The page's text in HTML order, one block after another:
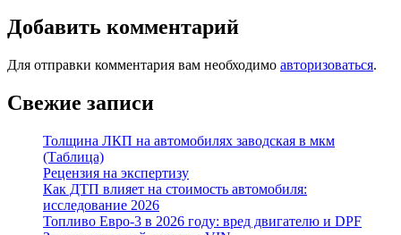
Добавить комментарий
Для отправки комментария вам необходимо авторизоваться.
Свежие записи
Толщина ЛКП на автомобилях заводская в мкм
(Таблица)
Рецензия на экспертизу
Как ДТП влияет на стоимость автомобиля:
исследование 2026
Топливо Евро-3 в 2026 году: вред двигателю и DPF